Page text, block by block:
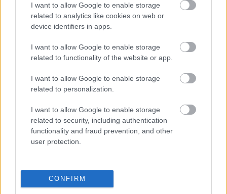
I want to allow Google to enable storage
related to analytics like cookies on web or
device identifiers in apps.
I want to allow Google to enable storage
related to functionality of the website or app.
I want to allow Google to enable storage
related to personalization.
I want to allow Google to enable storage
related to security, including authentication
functionality and fraud prevention, and other
user protection.
CONFIRM